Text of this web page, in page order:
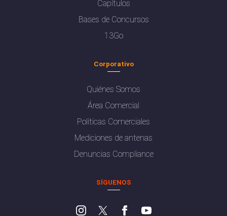
Capítulos
Bases de Concursos
13Go
Corporativo
Quiénes Somos
Área Comercial
Políticas Comerciales
Mediciones de antenas
Denuncias Compliance
SÍGUENOS